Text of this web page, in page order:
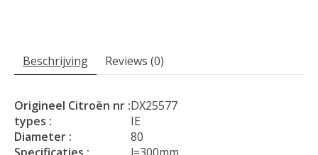
Beschrijving Reviews (0)
Origineel Citroën nr :DX25577
types :
IE
Diameter :
80